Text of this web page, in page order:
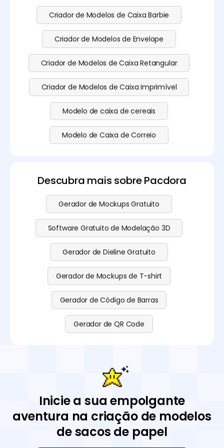
Criador de Modelos de Caixa Barbie
Criador de Modelos de Envelope
Criador de Modelos de Caixa Retangular
Criador de Modelos de Caixa Imprimível
Modelo de caixa de cereais
Modelo de Caixa de Correio
Descubra mais sobre Pacdora
Gerador de Mockups Gratuito
Software Gratuito de Modelação 3D
Gerador de Dieline Gratuito
Gerador de Mockups de T-shirt
Gerador de Código de Barras
Gerador de QR Code
Inicie a sua empolgante
aventura na criação de modelos
de sacos de papel